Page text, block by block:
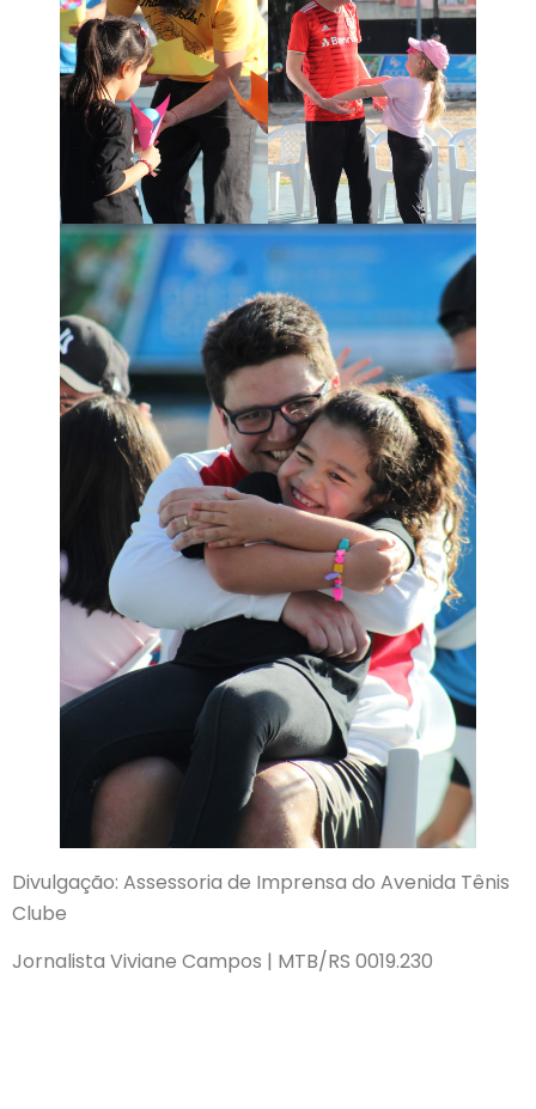
Divulgação: Assessoria de Imprensa do Avenida Tênis
Clube
Jornalista Viviane Campos | MTB/RS 0019.230